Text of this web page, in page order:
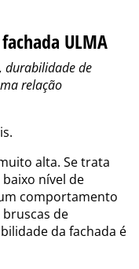
ULMA
durabilidade de
relação
alta. Se trata
nível de
comportamento
de
da fachada é